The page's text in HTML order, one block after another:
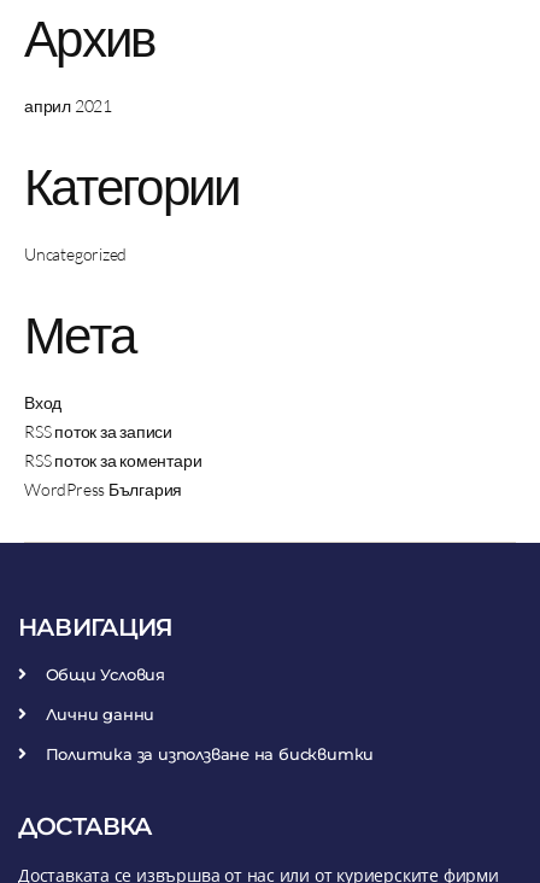
Архив
април 2021
Категории
Uncategorized
Мета
Вход
RSS поток за записи
RSS поток за коментари
WordPress България
НАВИГАЦИЯ
Общи Условия
Лични данни
Политика за използване на бисквитки
ДОСТАВКА
Доставката се извършва от нас или от куриерските фирми